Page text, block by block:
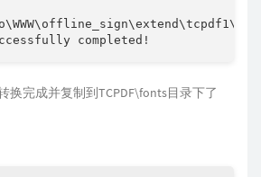
completed!
换完成并复制到TCPDF\fonts目录下了